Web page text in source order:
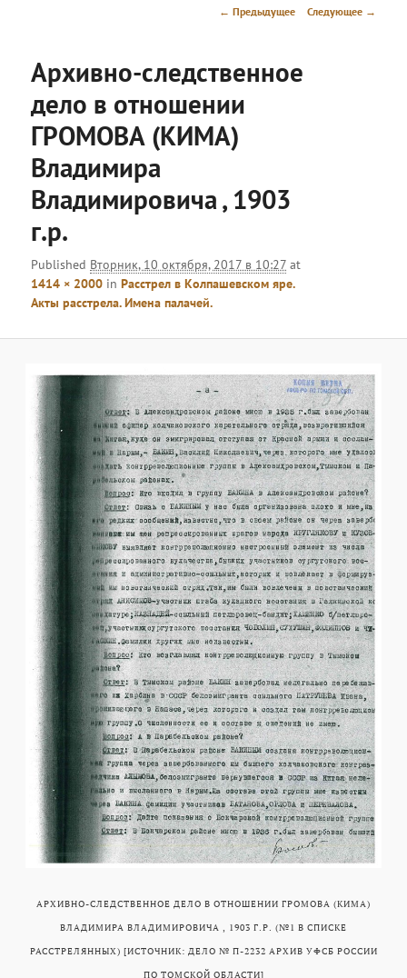
Навигация
← Предыдущее Следующее →
Архивно-следственное
дело в отношении
ГРОМОВА (КИМА)
Владимира
Владимировича , 1903
г.р.
Published Вторник, 10 октября, 2017 в 10:27 at
1414 × 2000 inРасстрел в Колпашевском яре.
Акты расстрела. Имена палачей.
АРХИВНО-СЛЕДСТВЕННОЕ ДЕЛО В ОТНОШЕНИИ ГРОМОВА (КИМА)
ВЛАДИМИРА ВЛАДИМИРОВИЧА , 1903 Г.Р. (№1 В СПИСКЕ
РАССТРЕЛЯННЫХ) [ИСТОЧНИК: ДЕЛО № П-2232 АРХИВ УФСБ РОССИИ
ПО ТОМСКОЙ ОБЛАСТИ]